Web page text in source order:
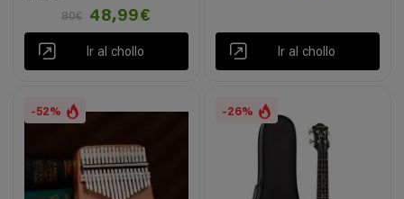
80€
48,99€
Ir al chollo Ir al chollo
-52% -26%